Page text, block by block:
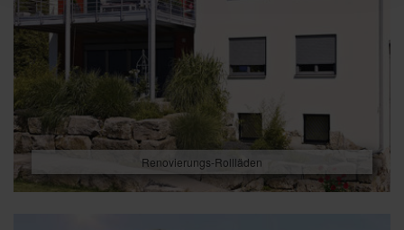
Renovierungs-Rollläden